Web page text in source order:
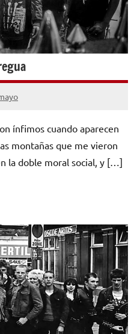
ínfimos cuando aparecen
montañas que me vieron
la doble moral social, y […]